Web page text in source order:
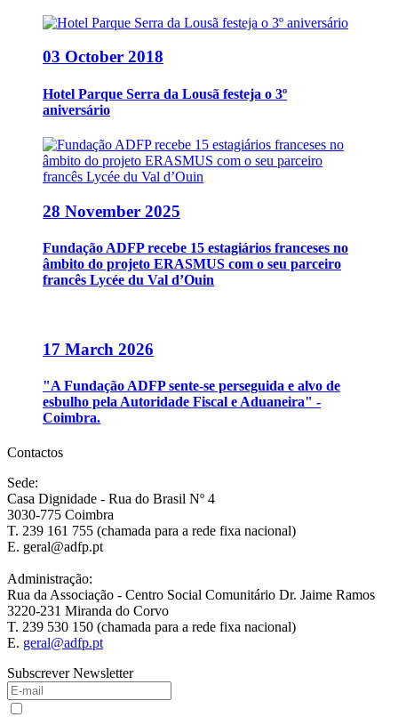
03 October 2018
Hotel Parque Serra da Lousã festeja o 3º
aniversário
28 November 2025
Fundação ADFP recebe 15 estagiários franceses no
âmbito do projeto ERASMUS com o seu parceiro
francês Lycée du Val d’Ouin
17 March 2026
"A Fundação ADFP sente-se perseguida e alvo de
esbulho pela Autoridade Fiscal e Aduaneira" -
Coimbra.
Contactos
Sede:
Casa Dignidade - Rua do Brasil Nº 4
3030-775 Coimbra
T. 239 161 755 (chamada para a rede fixa nacional)
E. geral@adfp.pt
Administração:
Rua da Associação - Centro Social Comunitário Dr. Jaime Ramos
3220-231 Miranda do Corvo
T. 239 530 150 (chamada para a rede fixa nacional)
E. geral@adfp.pt
Subscrever Newsletter